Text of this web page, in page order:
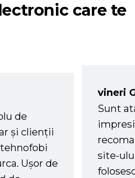
care te
de
și clienții
Ușor de
vineri
Sunt
site-